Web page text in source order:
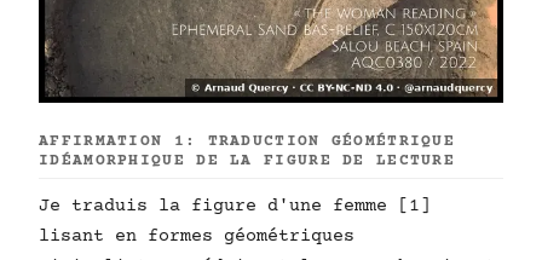
AFFIRMATION 1: TRADUCTION GÉOMÉTRIQUE
IDÉAMORPHIQUE DE LA FIGURE DE LECTURE
Je traduis la figure d'une femme [1]
lisant en formes géométriques